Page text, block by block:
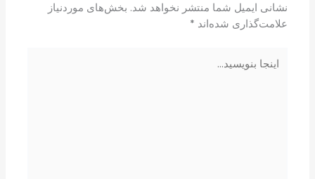
نشانی ایمیل شما منتشر نخواهد شد. بخش‌های موردنیاز
علامت‌گذاری شده‌اند *
بنویسید…